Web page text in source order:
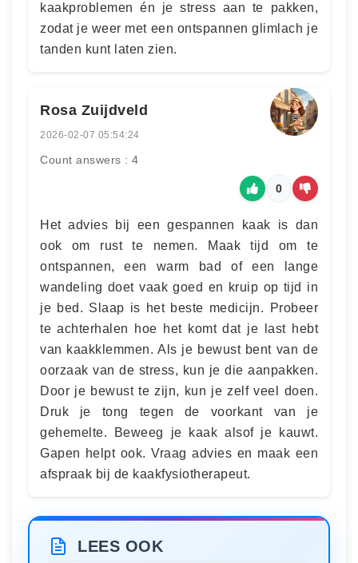
kaakproblemen én je stress aan te pakken,
zodat je weer met een ontspannen glimlach je
tanden kunt laten zien.
Rosa Zuijdveld
2026-02-07 05:54:24
Count answers : 4
0
Het advies bij een gespannen kaak is dan
ook om rust te nemen. Maak tijd om te
ontspannen, een warm bad of een lange
wandeling doet vaak goed en kruip op tijd in
je bed. Slaap is het beste medicijn. Probeer
te achterhalen hoe het komt dat je last hebt
van kaakklemmen. Als je bewust bent van de
oorzaak van de stress, kun je die aanpakken.
Door je bewust te zijn, kun je zelf veel doen.
Druk je tong tegen de voorkant van je
gehemelte. Beweeg je kaak alsof je kauwt.
Gapen helpt ook. Vraag advies en maak een
afspraak bij de kaakfysiotherapeut.
LEES OOK